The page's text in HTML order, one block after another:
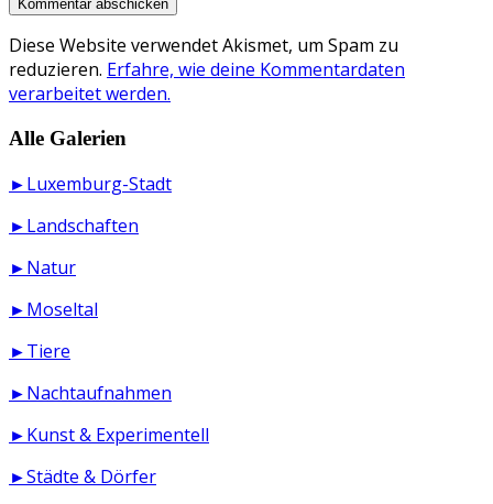
Diese Website verwendet Akismet, um Spam zu
reduzieren. Erfahre, wie deine Kommentardaten
verarbeitet werden.
Alle Galerien
►Luxemburg-Stadt
►Landschaften
►Natur
►Moseltal
►Tiere
►Nachtaufnahmen
►Kunst & Experimentell
►Städte & Dörfer